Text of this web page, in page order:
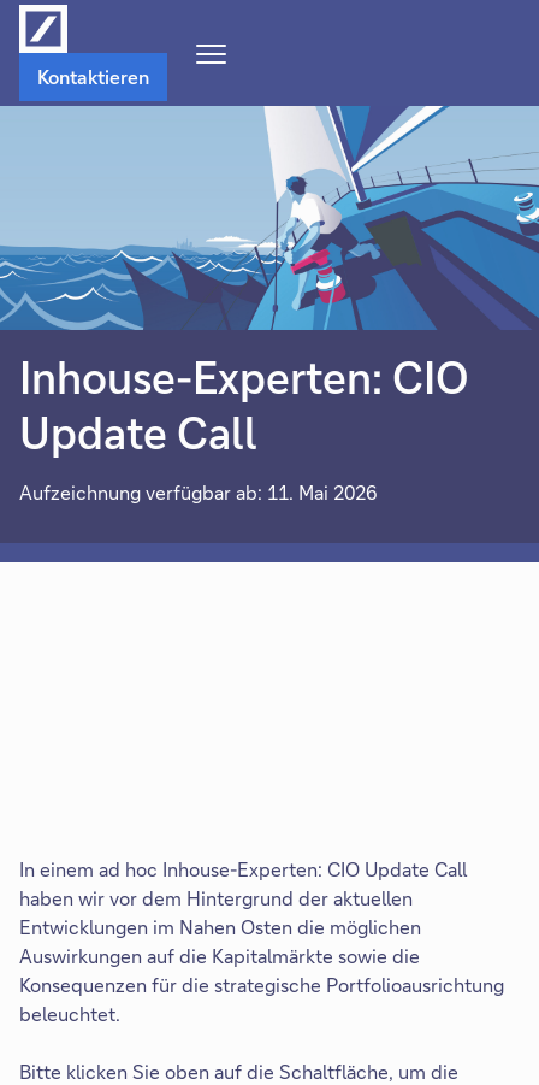
Menü
öffnen
Kontaktieren
Inhouse-Experten: CIO
Update Call
Aufzeichnung verfügbar ab: 11. Mai 2026
In einem ad hoc Inhouse-Experten: CIO Update Call
haben wir vor dem Hintergrund der aktuellen
Entwicklungen im Nahen Osten die möglichen
Auswirkungen auf die Kapitalmärkte sowie die
Konsequenzen für die strategische Portfolioausrichtung
beleuchtet.
Bitte klicken Sie oben auf die Schaltfläche, um die